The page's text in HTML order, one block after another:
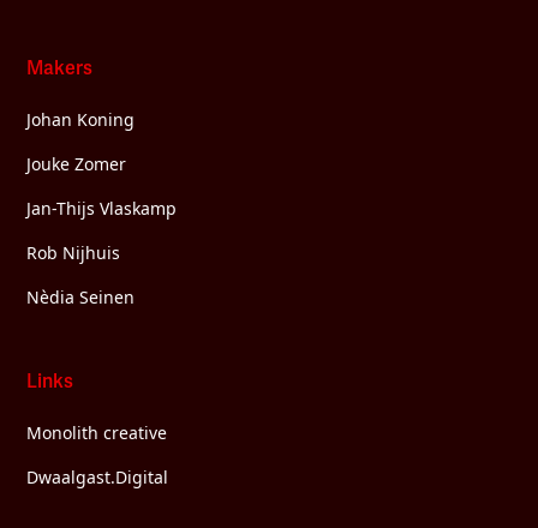
Makers
Johan Koning
Jouke Zomer
Jan-Thijs Vlaskamp
Rob Nijhuis
Nèdia Seinen
Links
Monolith creative
Dwaalgast.Digital